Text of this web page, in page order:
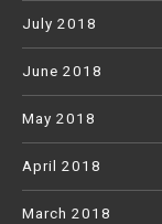
July 2018
June 2018
May 2018
April 2018
March 2018